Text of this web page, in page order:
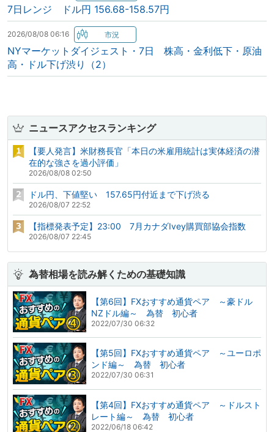
7日レンジ ドル円 156.68-158.57円
2026/08/08 06:16
NYマーケットダイジェスト・7日 株高・金利低下・原油
高・ドル下げ渋り（2）
ニュースアクセスランキング
【要人発言】米財務長官「本日の米雇用統計は実体経済の潜
在的な強さを過小評価」
2026/08/08 02:50
ドル円、下値堅い 157.65円付近まで下げ渋る
2026/08/07 22:52
【指標発表予定】23:00 7月カナダIvey購買部協会指数
2026/08/07 22:45
為替相場を読み解くための基礎知識
【第6回】FXおすすめ通貨ペア ～豪ドル
NZドル編～ 為替 初心者
2022/07/30 06:32
【第5回】FXおすすめ通貨ペア ～ユーロポ
ンド編～ 為替 初心者
2022/07/30 06:31
【第4回】FXおすすめ通貨ペア ～ドルスト
レート編～ 為替 初心者
2022/06/18 06:42